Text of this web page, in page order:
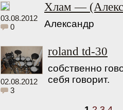
03.08.2012
0
Хлам —
Александр
02.08.2012
3
roland td-30
собственно
себя говорит.